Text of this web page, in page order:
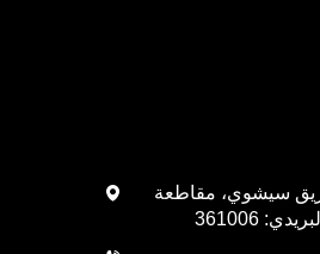
باء، رقم 619، طريق سيشوي، مقاطعة
361006